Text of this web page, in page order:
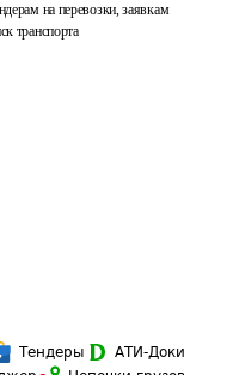
на перевозки, заявкам
транспорта
Тендеры
АТИ-Доки